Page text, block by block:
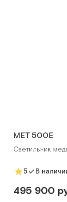
МЕТ 500E
Светильник
5 В
495 900